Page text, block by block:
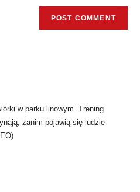
w parku linowym. Trening
zanim pojawią się ludzie